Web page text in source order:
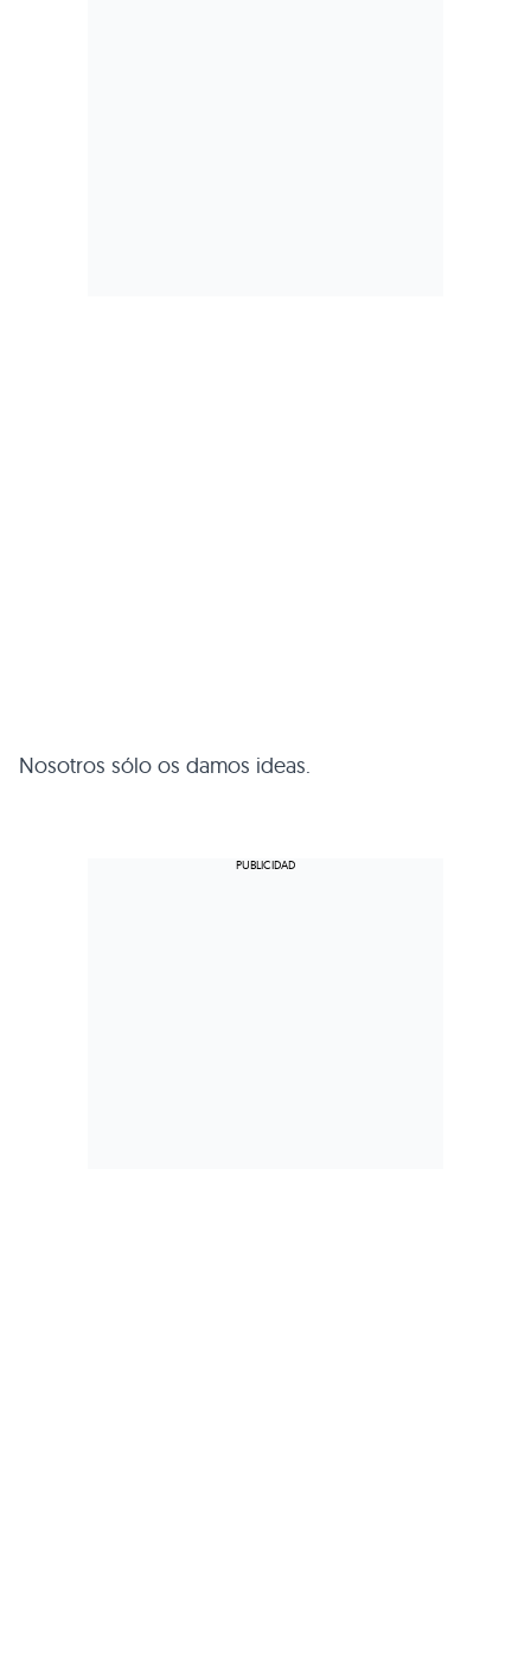
Nosotros sólo os damos ideas.